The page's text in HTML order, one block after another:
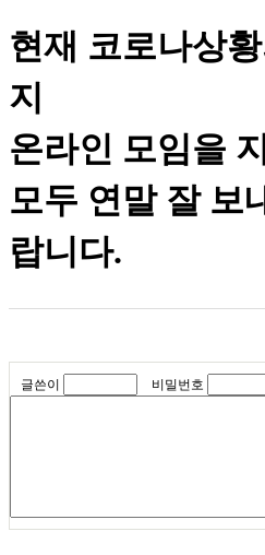
현재 코로나상
지
온라인 모임을
모두 연말 잘 보
랍니다.
글쓴이 비밀번호